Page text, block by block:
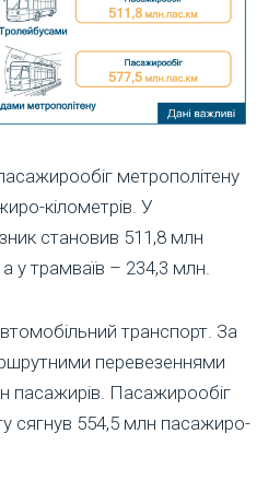
метрополітену
кілометрів. У
становив 511,8 млн
у трамваїв – 234,3 млн.
транспорт. За
перевезеннями
пасажирів. Пасажирообіг
сягнув 554,5 млн пасажиро-